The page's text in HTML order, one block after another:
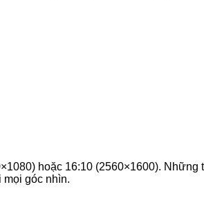
hoặc 16:10 (2560×1600). Những
góc nhìn.